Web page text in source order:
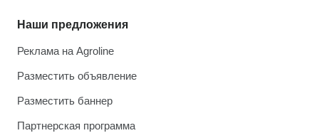
Наши предложения
Реклама на Agroline
Разместить объявление
Разместить баннер
Партнерская программа